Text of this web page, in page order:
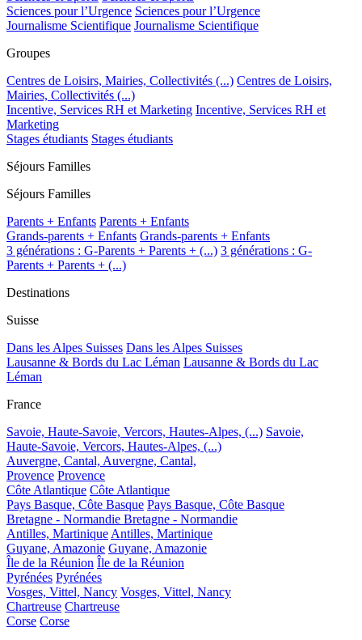
Sciences pour l’Urgence Sciences pour l’Urgence
Journalisme Scientifique Journalisme Scientifique
Groupes
Centres de Loisirs, Mairies, Collectivités (...) Centres de Loisirs,
Mairies, Collectivités (...)
Incentive, Services RH et Marketing Incentive, Services RH et
Marketing
Stages étudiants Stages étudiants
Séjours Familles
Séjours Familles
Parents + Enfants Parents + Enfants
Grands-parents + Enfants Grands-parents + Enfants
3 générations : G-Parents + Parents + (...) 3 générations : G-
Parents + Parents + (...)
Destinations
Suisse
Dans les Alpes Suisses Dans les Alpes Suisses
Lausanne & Bords du Lac Léman Lausanne & Bords du Lac
Léman
France
Savoie, Haute-Savoie, Vercors, Hautes-Alpes, (...) Savoie,
Haute-Savoie, Vercors, Hautes-Alpes, (...)
Auvergne, Cantal, Auvergne, Cantal,
Provence Provence
Côte Atlantique Côte Atlantique
Pays Basque, Côte Basque Pays Basque, Côte Basque
Bretagne - Normandie Bretagne - Normandie
Antilles, Martinique Antilles, Martinique
Guyane, Amazonie Guyane, Amazonie
Île de la Réunion Île de la Réunion
Pyrénées Pyrénées
Vosges, Vittel, Nancy Vosges, Vittel, Nancy
Chartreuse Chartreuse
Corse Corse